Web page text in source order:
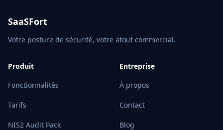
SaaSFort
Votre posture de sécurité, votre atout commercial.
Produit
Fonctionnalités
Tarifs
NIS2 Audit Pack
Entreprise
À propos
Contact
Blog